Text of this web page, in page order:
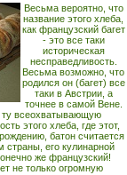
Весьма вероятно, что
название этого хлеба,
как французский багет
- это все таки
историческая
несправедливость.
Весьма возможно, что
родился он (багет) все
таки в Австрии, а
точнее в самой Вене.
ту всеохватывающую
этого хлеба, где этот,
батон считается
страны, его кулинарной
же французский!
не только огромную